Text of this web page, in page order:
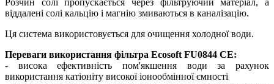
Розчин солі пропускається через фільтруючий матеріал, а
віддалені солі кальцію і магнію змиваються в каналізацію.
Ця система використовується для очищення холодної води.
Переваги використання фільтра Ecosoft FU0844 CE:
- висока ефективність пом'якшення води за рахунок
використання катіоніту високої іонообмінної ємності